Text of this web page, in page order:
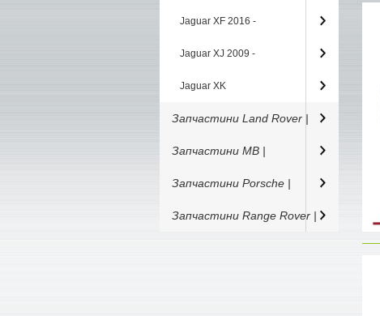
Jaguar XF 2016 -
Jaguar XJ 2009 -
Jaguar XK
Запчастини Land Rover |
Запчастини MB |
Запчастини Porsche |
Запчастини Range Rover |